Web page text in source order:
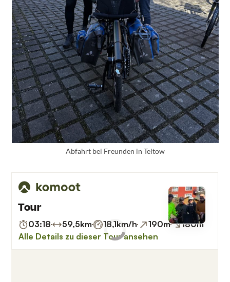
Abfahrt bei Freunden in Teltow